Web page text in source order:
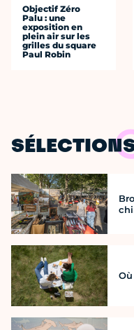
Objectif Zéro
Palu : une
exposition en
plein air sur les
grilles du square
Paul Robin